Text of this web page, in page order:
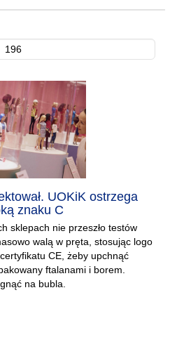
196
UOKiK ostrzega
znaku C
sklepach nie przeszło testów
walą w pręta, stosując logo
CE, żeby upchnąć
ftalanami i borem.
na bubla.